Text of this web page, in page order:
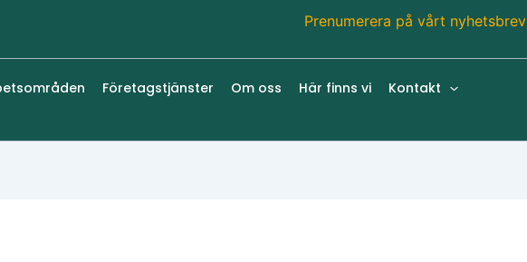
Prenumerera på vårt nyhetsbrev
Företagstjänster Om oss Här finns vi
Kontakt